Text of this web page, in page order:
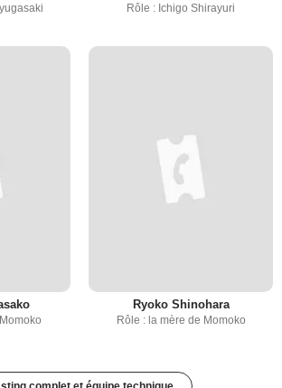
Rôle : Ichigo Shirayuri
Ryoko Shinohara
Rôle : la mère de Momoko